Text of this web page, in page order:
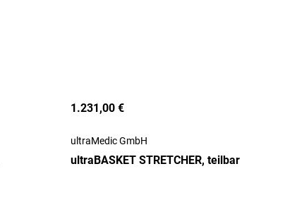
1.231,00 €
ultraMedic GmbH
ultraBASKET STRETCHER, teilbar